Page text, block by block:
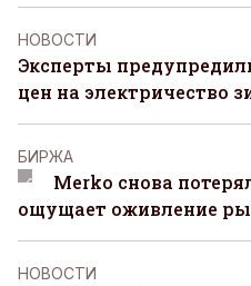
НОВОСТИ
Эксперты
цен на электричество
БИРЖА
Merko снова
ощущает оживление
НОВОСТИ